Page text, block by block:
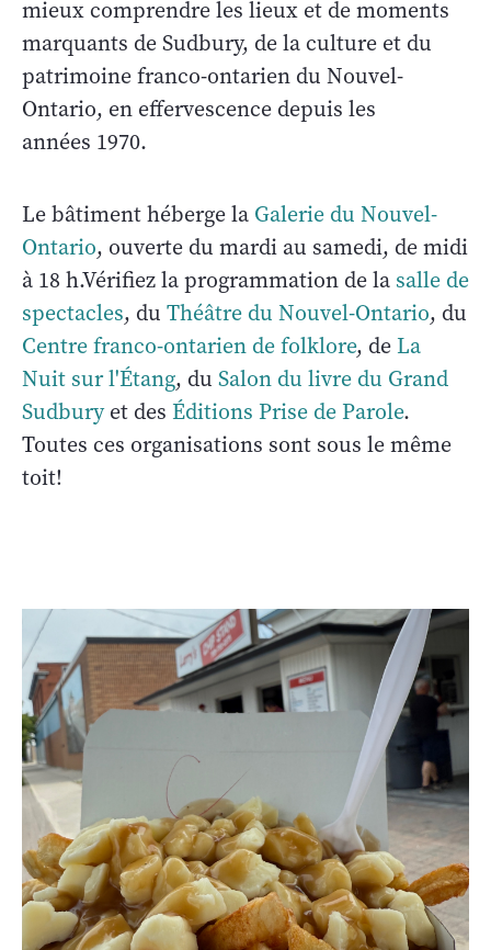
mieux comprendre les lieux et de moments
marquants de Sudbury, de la culture et du
patrimoine franco-ontarien du Nouvel-
Ontario, en effervescence depuis les
années 1970.
Le bâtiment héberge la Galerie du Nouvel-
Ontario, ouverte du mardi au samedi, de midi
à 18 h.Vérifiez la programmation de la salle de
spectacles, du Théâtre du Nouvel-Ontario, du
Centre franco-ontarien de folklore, de La
Nuit sur l'Étang, du Salon du livre du Grand
Sudburyet des Éditions Prise de Parole.
Toutes ces organisations sont sous le même
toit!